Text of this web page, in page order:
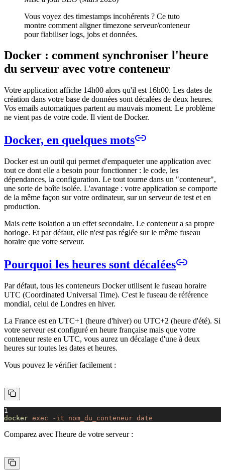
Vous voyez des timestamps incohérents ? Ce tuto
montre comment aligner timezone serveur/conteneur
pour fiabiliser logs, jobs et données.
Docker : comment synchroniser l'heure
du serveur avec votre conteneur
Votre application affiche 14h00 alors qu'il est 16h00. Les dates de
création dans votre base de données sont décalées de deux heures.
Vos emails automatiques partent au mauvais moment. Le problème
ne vient pas de votre code. Il vient de Docker.
Docker, en quelques mots
Docker est un outil qui permet d'empaqueter une application avec
tout ce dont elle a besoin pour fonctionner : le code, les
dépendances, la configuration. Le tout tourne dans un "conteneur",
une sorte de boîte isolée. L'avantage : votre application se comporte
de la même façon sur votre ordinateur, sur un serveur de test et en
production.
Mais cette isolation a un effet secondaire. Le conteneur a sa propre
horloge. Et par défaut, elle n'est pas réglée sur le même fuseau
horaire que votre serveur.
Pourquoi les heures sont décalées
Par défaut, tous les conteneurs Docker utilisent le fuseau horaire
UTC (Coordinated Universal Time). C'est le fuseau de référence
mondial, celui de Londres en hiver.
La France est en UTC+1 (heure d'hiver) ou UTC+2 (heure d'été). Si
votre serveur est configuré en heure française mais que votre
conteneur reste en UTC, vous aurez un décalage d'une à deux
heures sur toutes les dates et heures.
Vous pouvez le vérifier facilement :
1
docker exec -it nom_du_conteneur date
Comparez avec l'heure de votre serveur :